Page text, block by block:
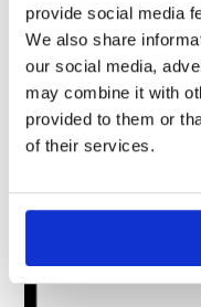
provide social media
We also share
our social media,
may combine it with
provided to them or
of their services.